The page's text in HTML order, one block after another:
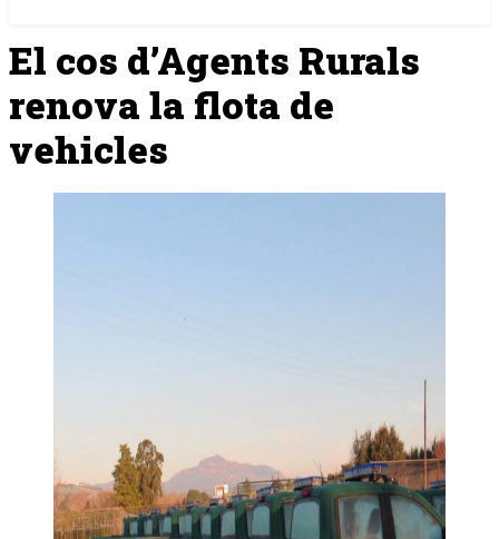
El cos d’Agents Rurals
renova la flota de
vehicles